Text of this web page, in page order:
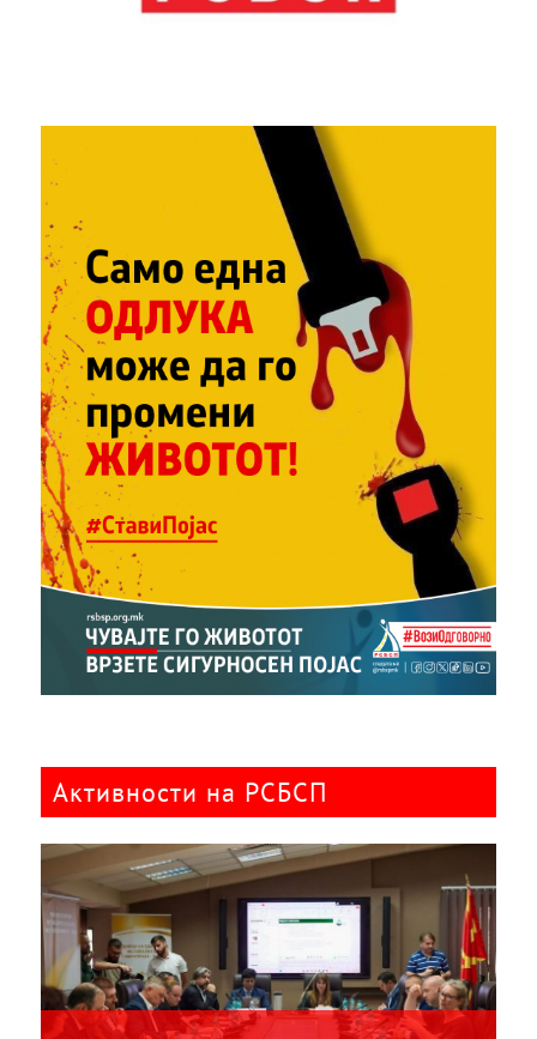
Активности на РСБСП